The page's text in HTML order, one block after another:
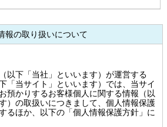
報の取り扱いについて
以下「当社」といいます）が運営する
「当サイト」といいます）では、当サイ
預かりするお客様個人に関する情報（以
）の取扱いにつきまして、個人情報保護
るほか、以下の「個人情報保護方針」に